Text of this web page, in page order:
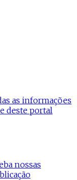
as informações
deste portal
nossas